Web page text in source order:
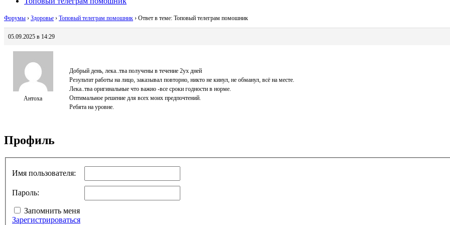
Форумы › Здоровье › Топовый телеграм помошник › Ответ в теме: Топовый телеграм помошник
05.09.2025 в 14:29
Антоха
Добрый день, лека..тва получены в течение 2ух дней
Результат работы на лицо, заказывал повторно, никто не кинул, не обманул, всё на месте.
Лека..тва оригинальные что важно -все сроки годности в норме.
Оптимальное решение для всех моих предпочтений.
Ребята на уровне.
Профиль
Имя пользователя:
Пароль:
Запомнить меня
Зарегистрироваться